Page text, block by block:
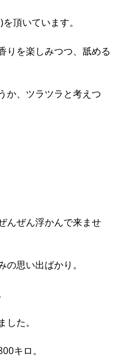
頂いています。
りを楽しみつつ、舐める
か、ツラツラと考えつ
んぜん浮かんで来ませ
思い出ばかり。
た。
キロ。